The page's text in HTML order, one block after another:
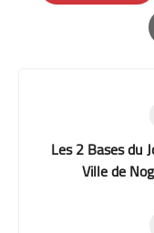
Pinterest
Les 2 Bases du
Ville de